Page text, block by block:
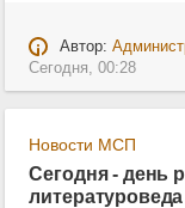
Автор:
Сегодня, 00:28
Новости МСП
Сегодня - день